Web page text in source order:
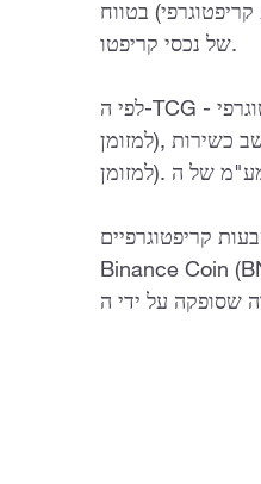
בטווח
של נכסי קריפטו.
לפי ה-TCG - מטבע קריפטוגרפי (קריפטו-asset) לא ייחשב כסחורה (כמו שה-TCG מתייחס
למזומן), וגם העברת הבעלות עליהם לא תיחשב כשירות (שוב, בדיוק כמו שה-TCG מתייחס